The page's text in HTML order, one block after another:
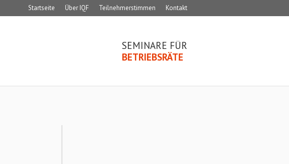
Startseite Über IQF Teilnehmerstimmen Kontakt
SEMINARE FÜR
BETRIEBSRÄTE